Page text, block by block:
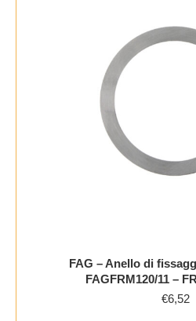
FAG – Anello di
FAGFRM120/11 –
€6,52